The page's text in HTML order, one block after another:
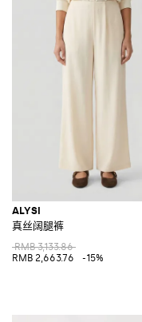
ALYSI
真丝阔腿裤
RMB 3,133.86
RMB 2,663.76
-15%